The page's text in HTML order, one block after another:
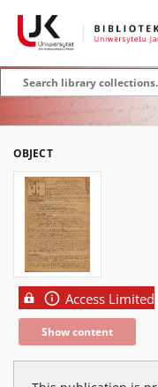
OBJECT
Access Limited
Show content